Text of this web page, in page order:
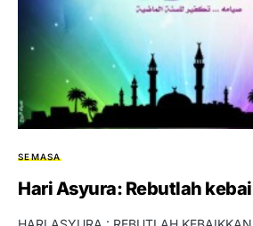
SEMASA
Hari Asyura: Rebutlah